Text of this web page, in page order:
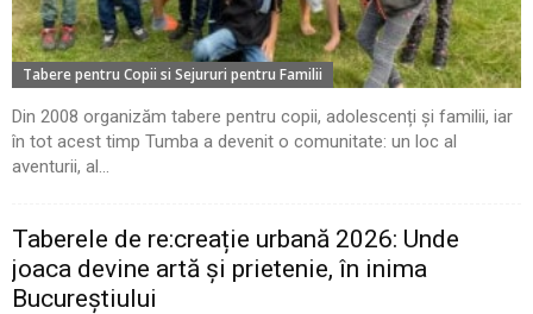
Tabere pentru Copii si Sejururi pentru Familii
Din 2008 organizăm tabere pentru copii, adolescenți și familii, iar
în tot acest timp Tumba a devenit o comunitate: un loc al
aventurii, al...
Taberele de re:creație urbană 2026: Unde
joaca devine artă și prietenie, în inima
Bucureștiului